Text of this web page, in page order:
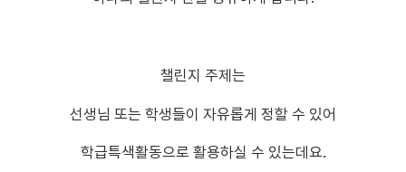
챌린지 주제는
선생님 또는 학생들이 자유롭게 정할 수 있어
학급특색활동으로 활용하실 수 있는데요.